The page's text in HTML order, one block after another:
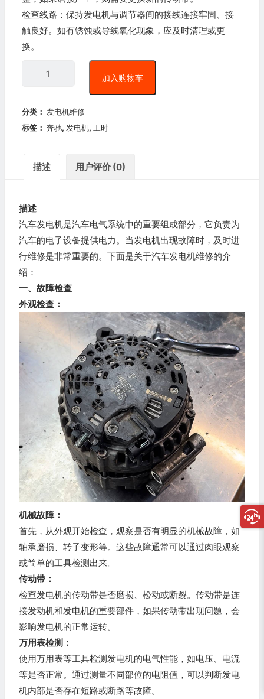
检查线路：保持发电机与调节器间的接线连接牢固、接
触良好。如有锈蚀或导线氧化现象，应及时清理或更
换。
加入购物车
分类： 发电机维修
标签： 奔驰, 发电机, 工时
描述 用户评价 (0)
描述
汽车发电机是汽车电气系统中的重要组成部分，它负责为
汽车的电子设备提供电力。当发电机出现故障时，及时进
行维修是非常重要的。下面是关于汽车发电机维修的介
绍：
一、故障检查
外观检查：
机械故障：
首先，从外观开始检查，观察是否有明显的机械故障，如
轴承磨损、转子变形等。这些故障通常可以通过肉眼观察
或简单的工具检测出来。
传动带：
检查发电机的传动带是否磨损、松动或断裂。传动带是连
接发动机和发电机的重要部件，如果传动带出现问题，会
影响发电机的正常运转。
万用表检测：
使用万用表等工具检测发电机的电气性能，如电压、电流
等是否正常。通过测量不同部位的电阻值，可以判断发电
机内部是否存在短路或断路等故障。